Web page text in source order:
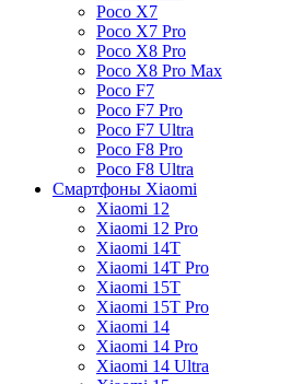
Poco X7
Poco X7 Pro
Poco X8 Pro
Poco X8 Pro Max
Poco F7
Poco F7 Pro
Poco F7 Ultra
Poco F8 Pro
Poco F8 Ultra
Смартфоны Xiaomi
Xiaomi 12
Xiaomi 12 Pro
Xiaomi 14T
Xiaomi 14T Pro
Xiaomi 15T
Xiaomi 15T Pro
Xiaomi 14
Xiaomi 14 Pro
Xiaomi 14 Ultra